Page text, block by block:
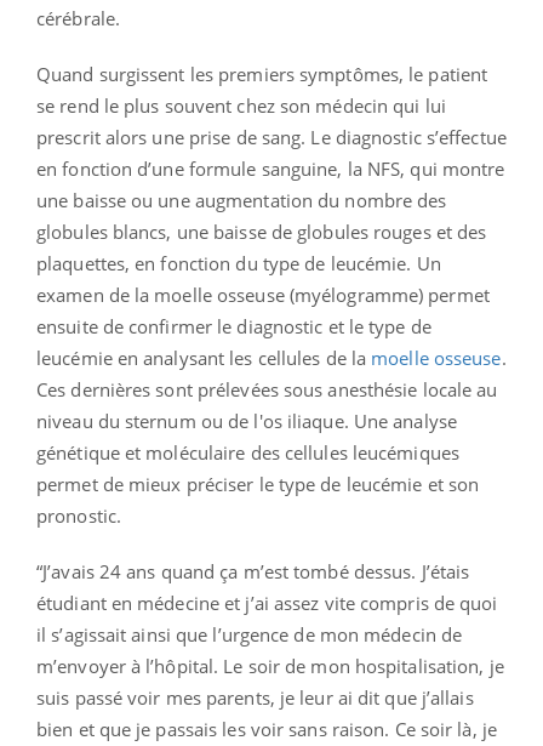
cérébrale.
Quand surgissent les premiers symptômes, le patient
se rend le plus souvent chez son médecin qui lui
prescrit alors une prise de sang. Le diagnostic s’effectue
en fonction d’une formule sanguine, la NFS, qui montre
une baisse ou une augmentation du nombre des
globules blancs, une baisse de globules rouges et des
plaquettes, en fonction du type de leucémie. Un
examen de la moelle osseuse (myélogramme) permet
ensuite de confirmer le diagnostic et le type de
leucémie en analysant les cellules de la moelle osseuse.
Ces dernières sont prélevées sous anesthésie locale au
niveau du sternum ou de l'os iliaque. Une analyse
génétique et moléculaire des cellules leucémiques
permet de mieux préciser le type de leucémie et son
pronostic.
“J’avais 24 ans quand ça m’est tombé dessus. J’étais
étudiant en médecine et j’ai assez vite compris de quoi
il s’agissait ainsi que l’urgence de mon médecin de
m’envoyer à l’hôpital. Le soir de mon hospitalisation, je
suis passé voir mes parents, je leur ai dit que j’allais
bien et que je passais les voir sans raison. Ce soir là, je